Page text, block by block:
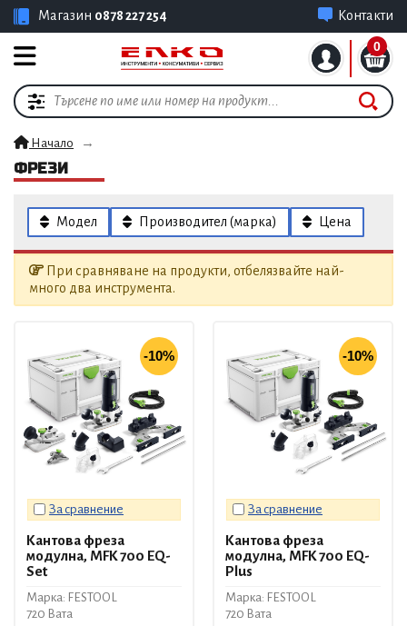
Магазин 0878 227 254 Контакти
0
Начало
ФРЕЗИ
Модел Производител (марка) Цена
При сравняване на продукти, отбелязвайте най-
много два инструмента.
-10%
За сравнение
Кантова фреза
модулна, MFK 700 EQ-
Set
Марка: FESTOOL
720 Вата
-10%
За сравнение
Кантова фреза
модулна, MFK 700 EQ-
Plus
Марка: FESTOOL
720 Вата